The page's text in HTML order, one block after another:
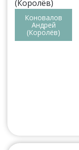
Коновалов
Андрей
(Королёв)